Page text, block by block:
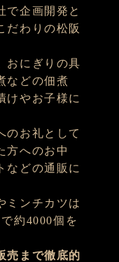
で企画開発と
だわりの松阪
おにぎりの具
などの佃煮
けやお子様に
のお礼として
方へのお中
などの通販に
ミンチカツは
約4000個を
売まで徹底的